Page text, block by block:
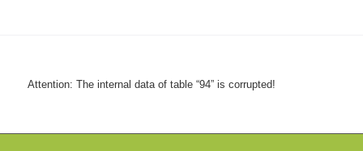
Attention: The internal data of table “94” is corrupted!